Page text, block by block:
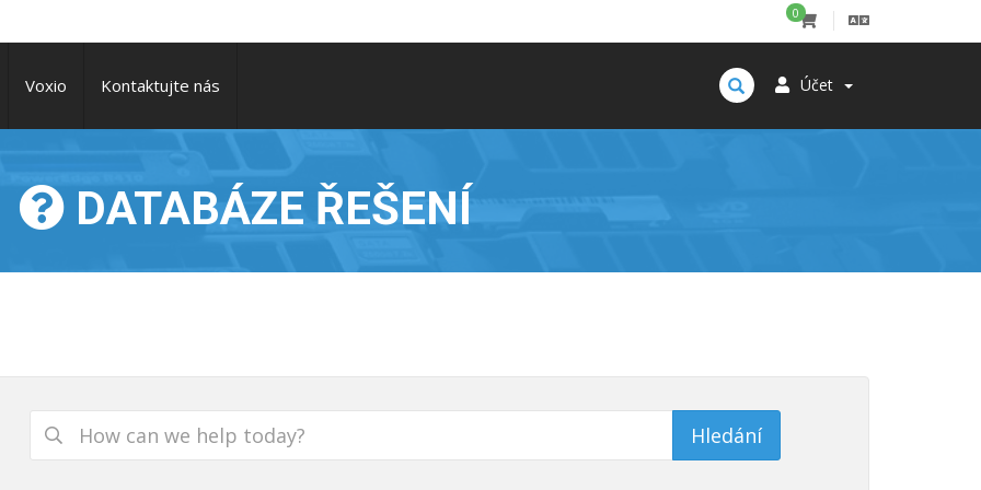
0
Účet
Voxio Kontaktujte nás
DATABÁZE ŘEŠENÍ